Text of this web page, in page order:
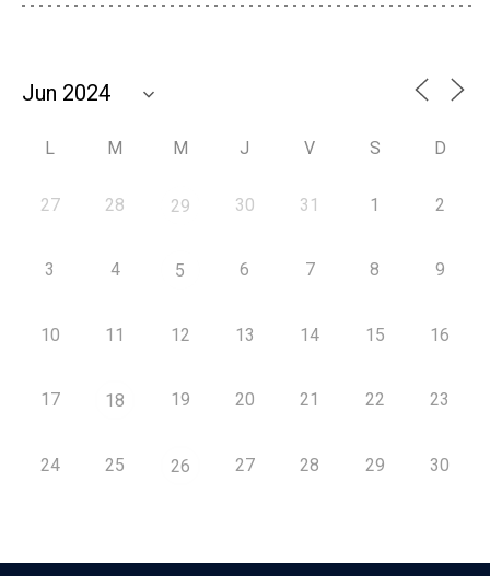
L M M J V S D
27 28 29 30 31 1 2
3 4 5 6 7 8 9
10 11 12 13 14 15 16
17 18 19 20 21 22 23
24 25 26 27 28 29 30